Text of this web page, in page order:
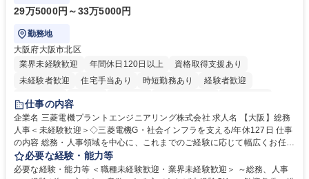
29万5000円～33万5000円
勤務地
大阪府大阪市北区
業界未経験歓迎
年間休日120日以上
資格取得支援あり
未経験者歓迎
住宅手当あり 時短勤務あり
経験者歓迎
退職金あり
駅近5分以内
土日祝休み 服装自由 寮・社宅あり 食事補助あり
仕事の内容
企業名 三菱電機プラントエンジニアリング株式会社 求人名 【大阪】総務
人事＜未経験歓迎＞◇三菱電機G・社会インフラを支える/年休127日 仕事
の内容 総務・人事領域を中心に、これまでのご経験に応じて幅広くお任せ
します。 ＜具体的には＞ ・総務/人事労務（給与・社保・勤怠管理など）
・採用・教育研修 ・福利厚生運用 など ※基本的には事務所勤務ですが、
必要な経験・能力等
必要な経験・能力等 ＜職種未経験歓迎・業界未経験歓迎＞ ～総務、人事